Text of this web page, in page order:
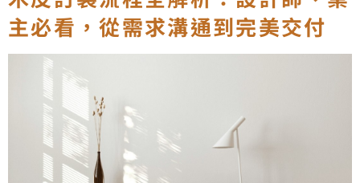
主必看，從需求溝通到完美交付